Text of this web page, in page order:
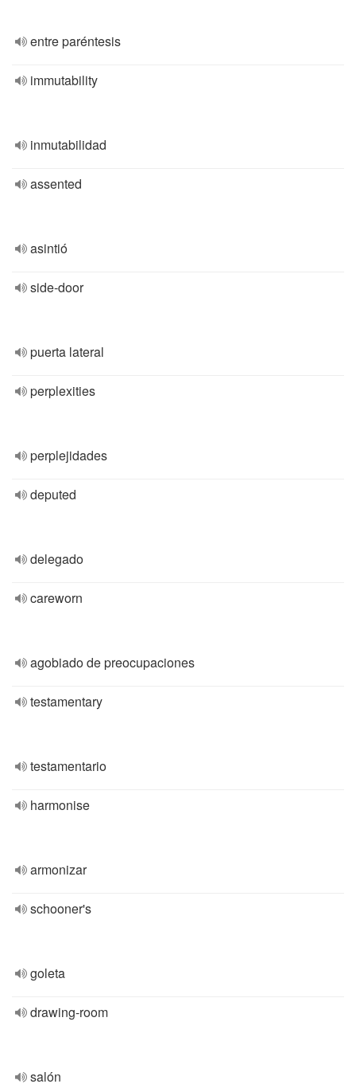
entre paréntesis
immutability
inmutabilidad
assented
asintió
side-door
puerta lateral
perplexities
perplejidades
deputed
delegado
careworn
agobiado de preocupaciones
testamentary
testamentario
harmonise
armonizar
schooner's
goleta
drawing-room
salón